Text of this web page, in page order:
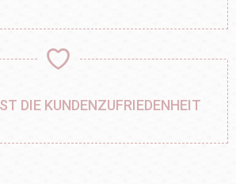
DIE KUNDENZUFRIEDENHEIT